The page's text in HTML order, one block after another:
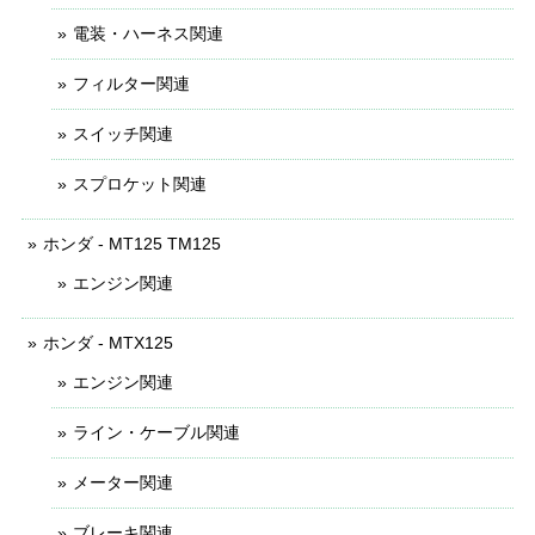
電装・ハーネス関連
フィルター関連
スイッチ関連
スプロケット関連
ホンダ - MT125 TM125
エンジン関連
ホンダ - MTX125
エンジン関連
ライン・ケーブル関連
メーター関連